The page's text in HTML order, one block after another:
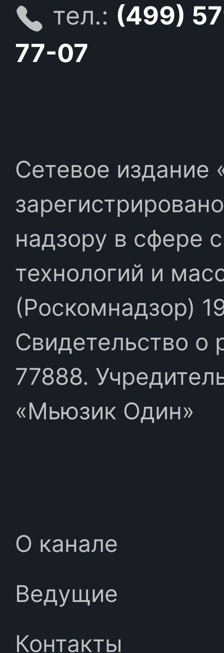
тел.: (499)
77-07
Сетевое издание
надзору в сфере
технологий и
(Роскомнадзор)
Свидетельство
77888.
«Мьюзик Один»
О канале
Ведущие
Контакты